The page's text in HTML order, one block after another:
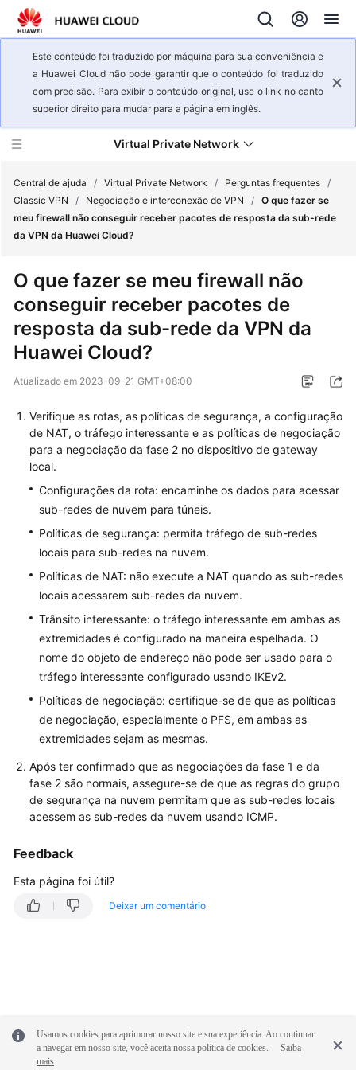
Este conteúdo foi traduzido por máquina para sua conveniência e
a Huawei Cloud não pode garantir que o conteúdo foi traduzido
com precisão. Para exibir o conteúdo original, use o link no canto
superior direito para mudar para a página em inglês.
Virtual Private Network
Visão
serviço
Primeiros
passos
Guia
usuário
Perguntas
frequentes
Perguntas
Consultoria
geral
cenários
de
aplicação
Cobrança
e
Operações
no
console
Negociação
e
de
ping
Central de ajuda / Virtual Private Network / Perguntas frequentes /
Classic VPN
/ Negociação e interconexão de VPN / O que fazer se
meu firewall não conseguir receber pacotes de resposta da sub-rede
da VPN da Huawei Cloud?
O que fazer se meu firewall não
conseguir receber pacotes de
resposta da sub-rede da VPN da
Huawei Cloud?
Atualizado em 2023-09-21 GMT+08:00
Verifique as rotas, as políticas de segurança, a configuração
de NAT, o tráfego interessante e as políticas de negociação
para a negociação da fase 2 no dispositivo de gateway
local.
Configurações da rota: encaminhe os dados para acessar
sub-redes de nuvem para túneis.
Políticas de segurança: permita tráfego de sub-redes
locais para sub-redes na nuvem.
Políticas de NAT: não execute a NAT quando as sub-redes
locais acessarem sub-redes da nuvem.
Trânsito interessante: o tráfego interessante em ambas as
extremidades é configurado na maneira espelhada. O
nome do objeto de endereço não pode ser usado para o
tráfego interessante configurado usando IKEv2.
Políticas de negociação: certifique-se de que as políticas
de negociação, especialmente o PFS, em ambas as
extremidades sejam as mesmas.
Após ter confirmado que as negociações da fase 1 e da
fase 2 são normais, assegure-se de que as regras do grupo
de segurança na nuvem permitam que as sub-redes locais
acessem as sub-redes da nuvem usando ICMP.
Feedback
Esta página foi útil?
Deixar um comentário
Usamos cookies para aprimorar nosso site e sua experiência. Ao continuar
a navegar em nosso site, você aceita nossa política de cookies.
Saiba
mais